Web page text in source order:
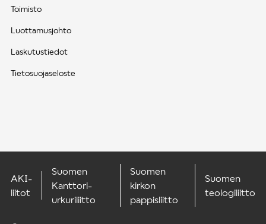
Toimisto
Luottamusjohto
Laskutustiedot
Tietosuojaseloste
AKI-
liitot
Suomen
Kanttori-
urkuriliitto
Suomen
kirkon
pappisliitto
Suomen
teologiliitto